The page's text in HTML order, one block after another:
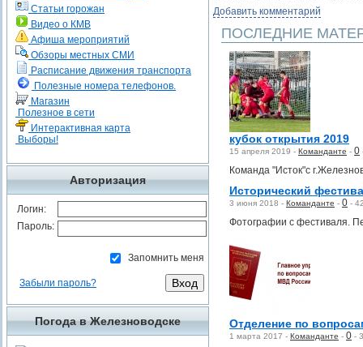
Статьи горожан
Видео о КМВ
Афиша мероприятий
Обзоры местных СМИ
Расписание движения транспорта
Полезные номера телефонов.
Магазин
Полезное в сети
Интерактивная карта
Выборы!
Авторизация
Логин:
Пароль:
Запомнить меня
Забыли пароль?
Погода в Железноводске
Добавить комментарий
ПОСЛЕДНИЕ
кубок открытия 2019
15 апреля 2019 - Команданте - 0
Команда "Исток"с
Исторический
3 июня 2018 - Команданте - 0 -
Фотографии с фестиваля.
Отделение по
1 марта 2017 - Команданте - 0 -